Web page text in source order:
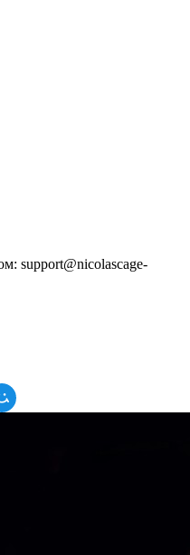
support@nicolascage-